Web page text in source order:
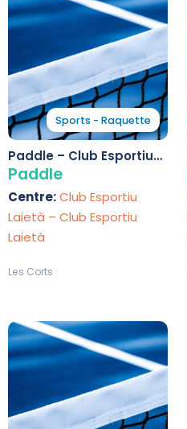
Sports - Raquette
Paddle – Club Esportiu
Laietà
Paddle
Centre:Club Esportiu
Laietà – Club Esportiu
Laietà
Les Corts